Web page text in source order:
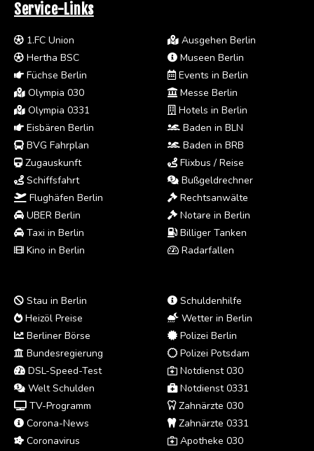
Service-Links
1.FC Union
Hertha BSC
Füchse Berlin
Olympia 030
Olympia 0331
Eisbären Berlin
BVG Fahrplan
Zugauskunft
Schiffsfahrt
Flughäfen Berlin
UBER Berlin
Taxi in Berlin
Kino in Berlin
Ausgehen Berlin
Museen Berlin
Events in Berlin
Messe Berlin
Hotels in Berlin
Baden in BLN
Baden in BRB
Flixbus / Reise
Bußgeldrechner
Rechtsanwälte
Notare in Berlin
Billiger Tanken
Radarfallen
Stau in Berlin
Heizöl Preise
Berliner Börse
Bundesregierung
DSL-Speed-Test
Welt Schulden
TV-Programm
Corona-News
Coronavirus
Schuldenhilfe
Wetter in Berlin
Polizei Berlin
Polizei Potsdam
Notdienst 030
Notdienst 0331
Zahnärzte 030
Zahnärzte 0331
Apotheke 030